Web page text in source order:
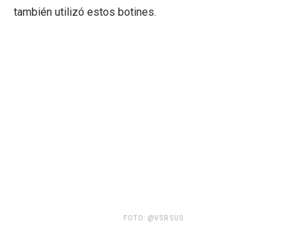
también utilizó estos botines.
FOTO: @VSRSUS